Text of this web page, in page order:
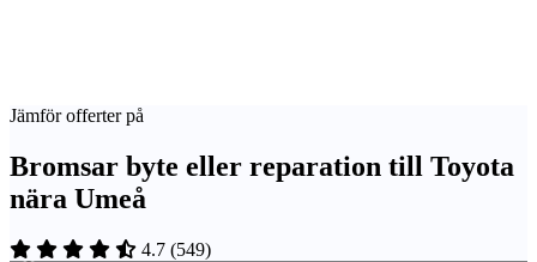
Jämför offerter på
Bromsar byte eller reparation till Toyota
nära Umeå
4.7 (549)